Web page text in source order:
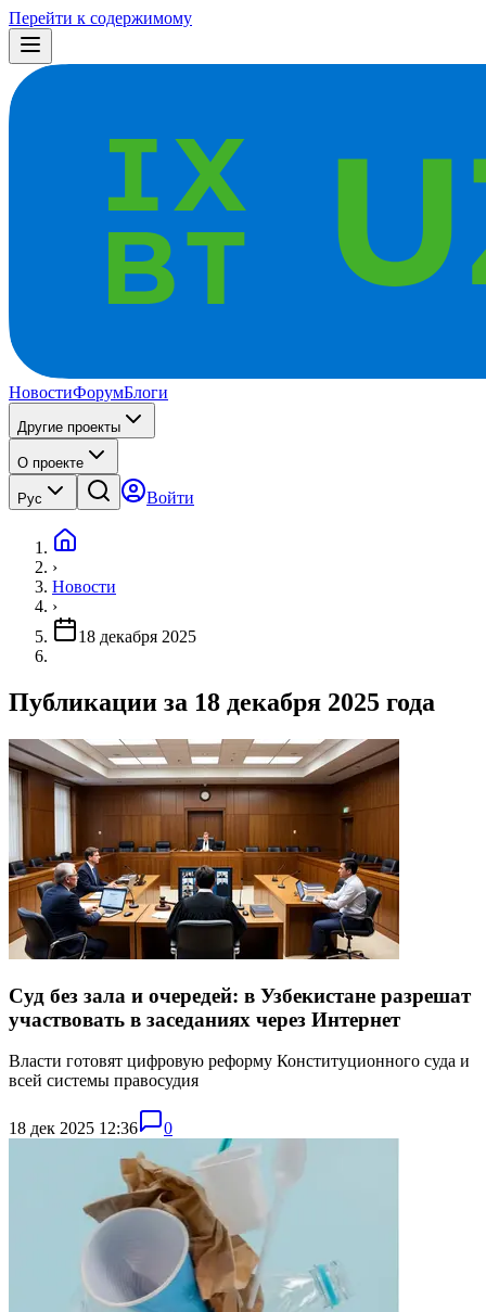
Перейти к содержимому
НовостиФорумБлоги
Другие проекты
О проекте
Рус Войти
›
Новости
›
18 декабря 2025
Публикации за 18 декабря 2025 года
Суд без зала и очередей: в Узбекистане разрешат
участвовать в заседаниях через Интернет
Власти готовят цифровую реформу Конституционного суда и
всей системы правосудия
18 дек 2025 12:36 0